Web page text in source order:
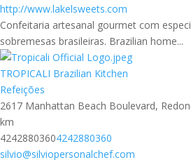
http://www.lakelsweets.com
Confeitaria artesanal gourmet com
sobremesas brasileiras. Brazilian home...
TROPICALI Brazilian Kitchen
Refeições
2617 Manhattan Beach Boulevard,
km
42428803604242880360
silvio@silviopersonalchef.com